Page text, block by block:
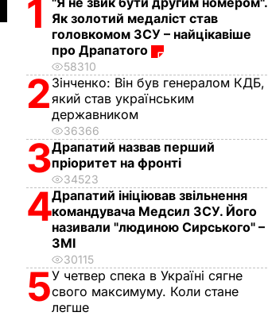
1
Як золотий медаліст став
головкомом ЗСУ – найцікавіше
про Драпатого
58310
2 Зінченко: Він був генералом КДБ,
який став українським
державником
36366
3Драпатий назвав перший
пріоритет на фронті
34523
4Драпатий ініціював звільнення
командувача Медсил ЗСУ. Його
називали "людиною Сирського" –
ЗМІ
30115
5У четвер спека в Україні сягне
свого максимуму. Коли стане
легше